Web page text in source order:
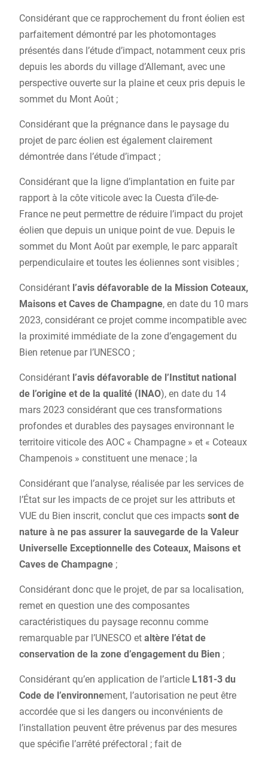
Considérant que ce rapprochement du front éolien est
parfaitement démontré par les photomontages
présentés dans l’étude d’impact, notamment ceux pris
depuis les abords du village d’Allemant, avec une
perspective ouverte sur la plaine et ceux pris depuis le
sommet du Mont Août ;
Considérant que la prégnance dans le paysage du
projet de parc éolien est également clairement
démontrée dans l’étude d’impact ;
Considérant que la ligne d’implantation en fuite par
rapport à la côte viticole avec la Cuesta d’ile-de-
France ne peut permettre de réduire l’impact du projet
éolien que depuis un unique point de vue. Depuis le
sommet du Mont Août par exemple, le parc apparaît
perpendiculaire et toutes les éoliennes sont visibles ;
Considérant l’avis défavorable de la Mission Coteaux,
Maisons et Caves de Champagne, en date du 10 mars
2023, considérant ce projet comme incompatible avec
la proximité immédiate de la zone d’engagement du
Bien retenue par l’UNESCO ;
Considérant l’avis défavorable de l’Institut national
de l’origine et de la qualité (INAO), en date du 14
mars 2023 considérant que ces transformations
profondes et durables des paysages environnant le
territoire viticole des AOC « Champagne » et « Coteaux
Champenois » constituent une menace ; la
Considérant que l’analyse, réalisée par les services de
l’État sur les impacts de ce projet sur les attributs et
VUE du Bien inscrit, conclut que ces impacts sont de
nature à ne pas assurer la sauvegarde de la Valeur
Universelle Exceptionnelle des Coteaux, Maisons et
Caves de Champagne;
Considérant donc que le projet, de par sa localisation,
remet en question une des composantes
caractéristiques du paysage reconnu comme
remarquable par l’UNESCO et altère l’état de
conservation de la zone d’engagement du Bien ;
Considérant qu’en application de l’article L181-3 du
Code de l’environnement, l’autorisation ne peut être
accordée que si les dangers ou inconvénients de
l’installation peuvent être prévenus par des mesures
que spécifie l’arrêté préfectoral ; fait de